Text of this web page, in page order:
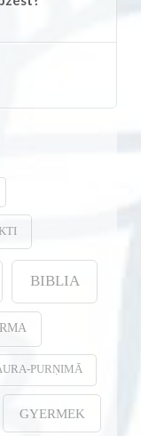
BIBLIA
PURṆIMĀ
GYERMEK